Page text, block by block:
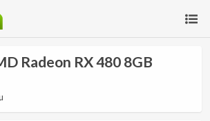
Radeon RX 480 8GB